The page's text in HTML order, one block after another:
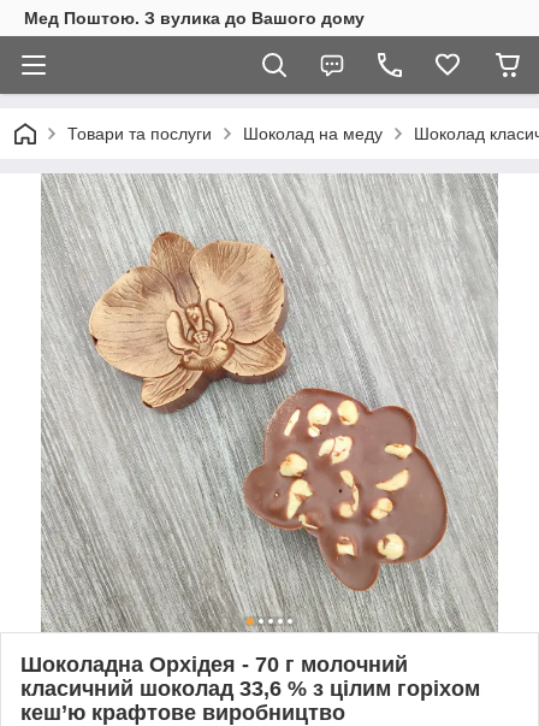
Мед Поштою. З вулика до Вашого дому
Товари та послуги Шоколад на меду Шоколад
Шоколадна Орхідея - 70 г молочний
класичний шоколад 33,6 % з цілим горіхом
кеш’ю крафтове виробництво